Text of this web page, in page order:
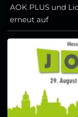
AOK PLUS und
erneut auf